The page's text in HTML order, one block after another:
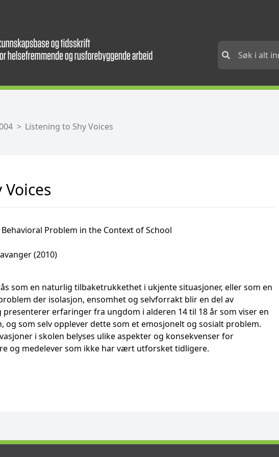
Listening to Shy Voices
Problem in the Context of School
(2010)
som en naturlig tilbaketrukkethet i ukjente situasjoner, eller som en
der isolasjon, ensomhet og selvforrakt blir en del av
presenterer erfaringer fra ungdom i alderen 14 til 18 år som viser en
og som selv opplever dette som et emosjonelt og sosialt problem.
i skolen belyses ulike aspekter og konsekvenser for
og medelever som ikke har vært utforsket tidligere.